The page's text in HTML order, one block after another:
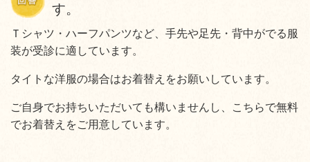
す。
Ｔシャツ・ハーフパンツなど、手先や足先・背中がでる服
装が受診に適しています。
タイトな洋服の場合はお着替えをお願いしています。
ご自身でお持ちいただいても構いませんし、こちらで無料
でお着替えをご用意しています。